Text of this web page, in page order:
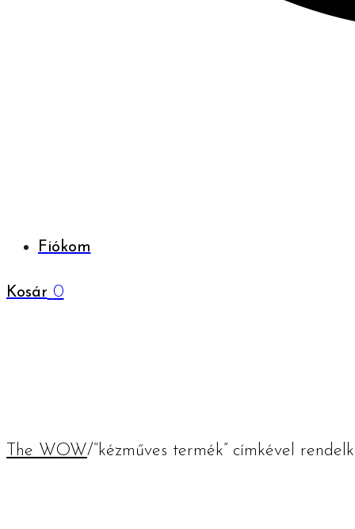
Fiókom
Kosár 0
The WOW/“kézműves termék” címkével